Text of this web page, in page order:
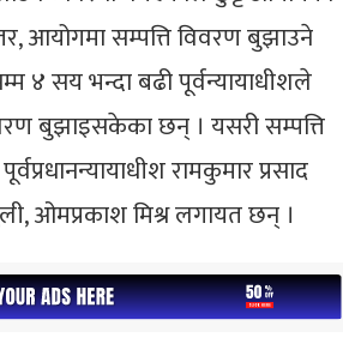
आयोगमा सम्पत्ति विवरण बुझाउने
४ सय भन्दा बढी पूर्वन्यायाधीशले
बुझाइसकेका छन् । यसरी सम्पत्ति
रामकुमार प्रसाद
ओमप्रकाश मिश्र लगायत छन् ।